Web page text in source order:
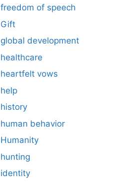
freedom of speech
Gift
global development
healthcare
heartfelt vows
help
history
human behavior
Humanity
hunting
identity